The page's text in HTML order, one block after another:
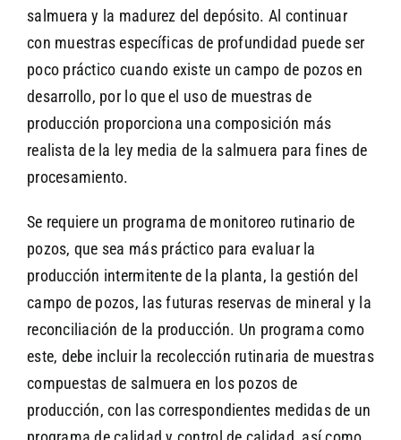
salmuera y la madurez del depósito. Al continuar
con muestras específicas de profundidad puede ser
poco práctico cuando existe un campo de pozos en
desarrollo, por lo que el uso de muestras de
producción proporciona una composición más
realista de la ley media de la salmuera para fines de
procesamiento.
Se requiere un programa de monitoreo rutinario de
pozos, que sea más práctico para evaluar la
producción intermitente de la planta, la gestión del
campo de pozos, las futuras reservas de mineral y la
reconciliación de la producción. Un programa como
este, debe incluir la recolección rutinaria de muestras
compuestas de salmuera en los pozos de
producción, con las correspondientes medidas de un